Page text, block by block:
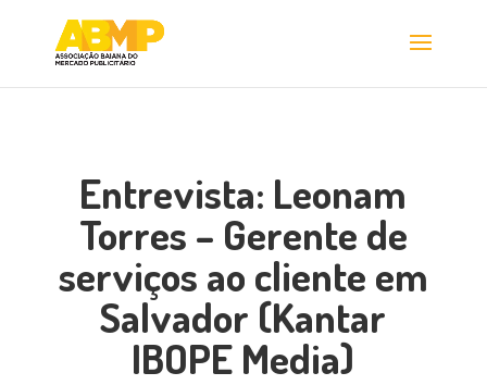
Entrevista: Leonam
Torres – Gerente de
serviços ao cliente em
Salvador (Kantar
IBOPE Media)